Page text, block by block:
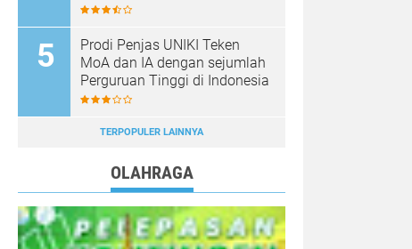
Prodi Penjas UNIKI Teken
MoA dan IA dengan sejumlah
Perguruan Tinggi di Indonesia
TERPOPULER LAINNYA
OLAHRAGA